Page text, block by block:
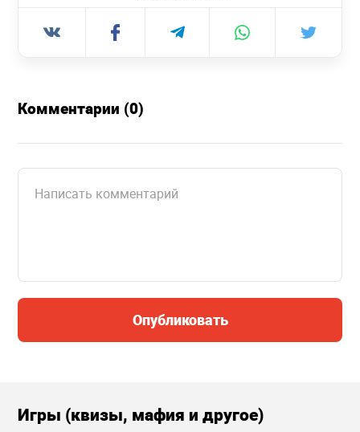
Комментарии (0)
Опубликовать
Игры (квизы, мафия и другое)